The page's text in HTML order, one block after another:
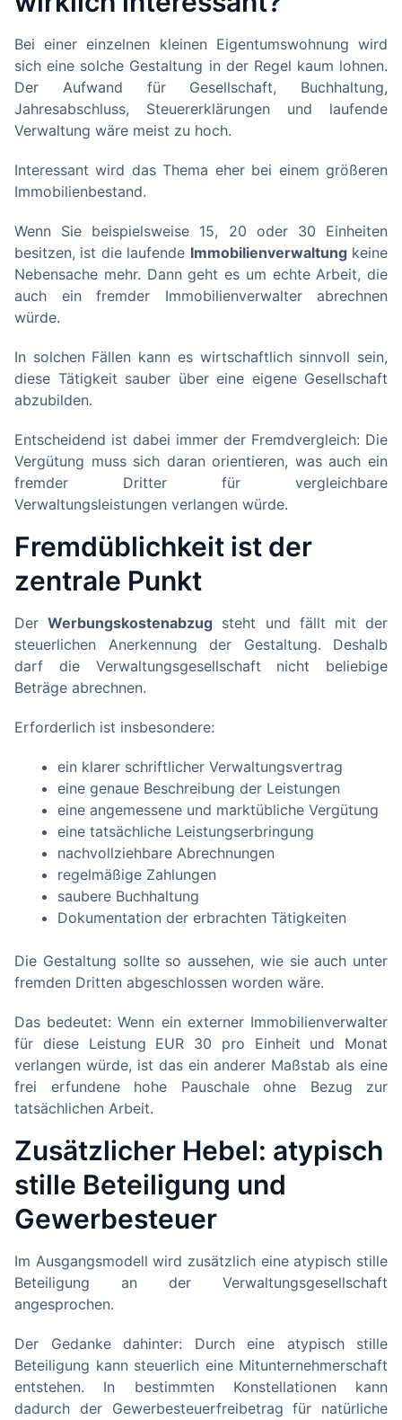
Bei einer einzelnen kleinen Eigentumswohnung wird
sich eine solche Gestaltung in der Regel kaum lohnen.
Der Aufwand für Gesellschaft, Buchhaltung,
Jahresabschluss, Steuererklärungen und laufende
Verwaltung wäre meist zu hoch.
Interessant wird das Thema eher bei einem größeren
Immobilienbestand.
Wenn Sie beispielsweise 15, 20 oder 30 Einheiten
besitzen, ist die laufende Immobilienverwaltungkeine
Nebensache mehr. Dann geht es um echte Arbeit, die
auch ein fremder Immobilienverwalter abrechnen
würde.
In solchen Fällen kann es wirtschaftlich sinnvoll sein,
diese Tätigkeit sauber über eine eigene Gesellschaft
abzubilden.
Entscheidend ist dabei immer der Fremdvergleich: Die
Vergütung muss sich daran orientieren, was auch ein
fremder Dritter für vergleichbare
Verwaltungsleistungen verlangen würde.
Fremdüblichkeit ist der
zentrale Punkt
DerWerbungskostenabzug steht und fällt mit der
steuerlichen Anerkennung der Gestaltung. Deshalb
darf die Verwaltungsgesellschaft nicht beliebige
Beträge abrechnen.
Erforderlich ist insbesondere:
ein klarer schriftlicher Verwaltungsvertrag
eine genaue Beschreibung der Leistungen
eine angemessene und marktübliche Vergütung
eine tatsächliche Leistungserbringung
nachvollziehbare Abrechnungen
regelmäßige Zahlungen
saubere Buchhaltung
Dokumentation der erbrachten Tätigkeiten
Die Gestaltung sollte so aussehen, wie sie auch unter
fremden Dritten abgeschlossen worden wäre.
Das bedeutet: Wenn ein externer Immobilienverwalter
für diese Leistung EUR 30 pro Einheit und Monat
verlangen würde, ist das ein anderer Maßstab als eine
frei erfundene hohe Pauschale ohne Bezug zur
tatsächlichen Arbeit.
Zusätzlicher Hebel: atypisch
stille Beteiligung und
Gewerbesteuer
Im Ausgangsmodell wird zusätzlich eine atypisch stille
Beteiligung an der Verwaltungsgesellschaft
angesprochen.
Der Gedanke dahinter: Durch eine atypisch stille
Beteiligung kann steuerlich eine Mitunternehmerschaft
entstehen. In bestimmten Konstellationen kann
dadurch der Gewerbesteuerfreibetrag für natürliche